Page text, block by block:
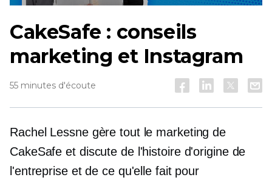
CakeSafe : conseils
marketing et Instagram
55 minutes d'écoute
Rachel Lessne gère tout le marketing de
CakeSafe et discute de l'histoire d'origine de
l'entreprise et de ce qu'elle fait pour